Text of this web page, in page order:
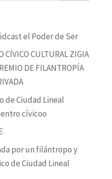
el Poder de Ser
CÍVICO CULTURAL ZIGIA
DE FILANTROPÍA
de Ciudad Lineal
cívicoo
por un filántropo y
de Ciudad Lineal